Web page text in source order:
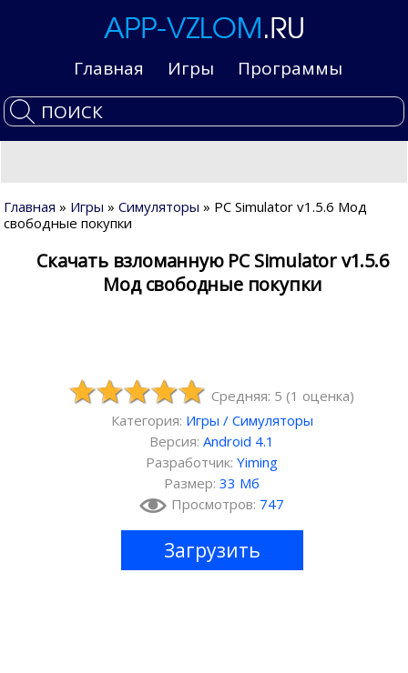
Главная Игры Программы
Главная » Игры »Симуляторы » PC Simulator v1.5.6 Мод
свободные покупки
Скачать взломанную PC Simulator v1.5.6
Мод свободные покупки
Средняя: 5 (1 оценка)
Категория: Игры / Симуляторы
Версия:Android 4.1
Разработчик:Yiming
Размер:33 Мб
Просмотров: 747
Загрузить